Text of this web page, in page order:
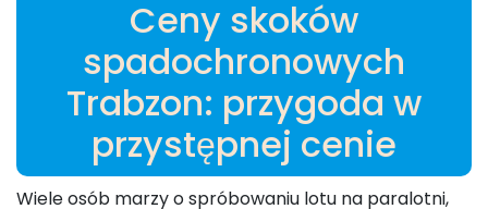
Ceny skoków
spadochronowych
Trabzon: przygoda w
przystępnej cenie
Wiele osób marzy o spróbowaniu lotu na paralotni,